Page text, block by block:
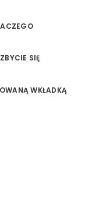
SIĘ
WKŁADKĄ